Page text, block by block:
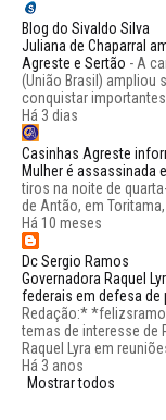
Blog do Sivaldo Silva
Juliana de Chaparral
Agreste e Sertão - A
(União Brasil) ampliou
conquistar importantes
Há 3 dias
Casinhas Agreste
Mulher é assassinada
tiros na noite de
de Antão, em
Há 10 meses
Dc Sergio Ramos
Governadora Raquel
federais em defesa de
Redação:*
temas de interesse de
Raquel Lyra em reuniões
Há 3 anos
Mostrar todos